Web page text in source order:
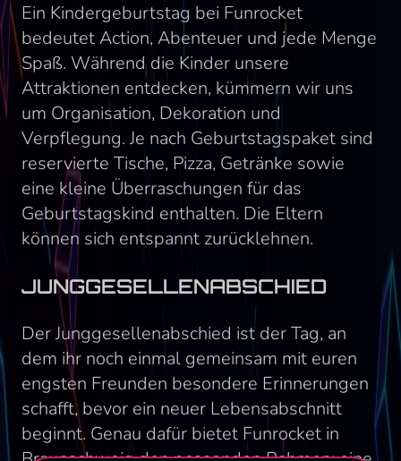
Ein Kindergeburtstag bei Funrocket
bedeutet Action, Abenteuer und jede Menge
Spaß. Während die Kinder unsere
Attraktionen entdecken, kümmern wir uns
um Organisation, Dekoration und
Verpflegung. Je nach Geburtstagspaket sind
reservierte Tische, Pizza, Getränke sowie
eine kleine Überraschungen für das
Geburtstagskind enthalten. Die Eltern
können sich entspannt zurücklehnen.
JUNGGESELLENABSCHIED
Der Junggesellenabschied ist der Tag, an
dem ihr noch einmal gemeinsam mit euren
engsten Freunden besondere Erinnerungen
schafft, bevor ein neuer Lebensabschnitt
beginnt. Genau dafür bietet Funrocket in